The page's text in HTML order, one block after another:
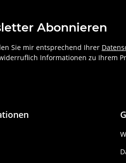
Abonnieren
Sie mir entsprechend Ihrer
Informationen zu Ihrem